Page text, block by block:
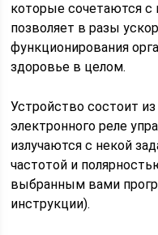
которые сочетаются с
позволяет в разы
функционирования
здоровье в целом.
Устройство состоит
электронного реле
излучаются с некой
частотой и
выбранным вами
инструкции).